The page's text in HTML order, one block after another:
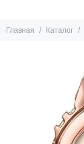
Главная Каталог